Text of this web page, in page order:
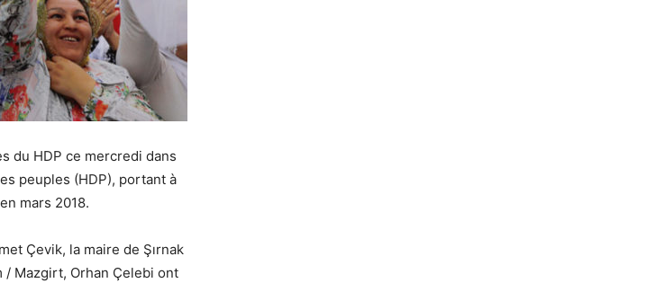
du HDP ce mercredi dans
peuples (HDP), portant à
mars 2018.
Çevik, la maire de Şırnak
/ Mazgirt, Orhan Çelebi ont